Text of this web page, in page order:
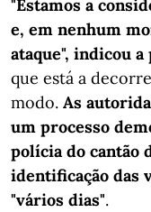
"Estamos a
e, em nenhum
ataque", indicou
que está a
modo. As
um processo
polícia do cantão
identificação das
"vários dias".